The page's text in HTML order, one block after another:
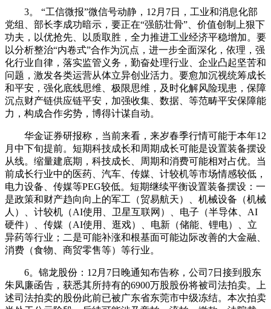
3。 “工信微报”微信号动静，12月7日，工业和消息化部
党组、部长李成功暗示，要正在“强筋壮骨”、价值创制上狠下
功夫，以优抢先、以质取胜，全力推进工业经济平稳增加。要
以分析整治“内卷式”合作为沉点，进一步全面深化，依理，强
化行业自律，落实监管义务，勤奋处理行业、企业凸起坚苦和
问题，激发各类运营从体立异创业活力。要愈加沉视统筹成长
和平安，强化底线思维、极限思维，及时化解风险现患，保障
沉点财产链供应链平安，加强收集、数据、等范畴平安保障能
力，构成合作劣势，博得计谋自动。
华金证券研报称，当前来看，来岁春季行情可能于本年12
月中下旬提前。短期科技成长和周期成长可能是设置装备摆设
从线。缩量建底期，科技成长、周期和消费可能相对占优。当
前成长行业中的医药、汽车、传媒、计较机等市场情感较低，
电力设备、传媒等PEG较低。短期继续平衡设置装备摆设：一
是政策和财产趋向向上的军工（贸易航天）、机械设备（机械
人）、计较机（AI使用、卫星互联网）、电子（半导体、AI
硬件）、传媒（AI使用、逛戏）、电新（储能、锂电）、立
异药等行业；二是可能补涨和根基面可能边际改善的大金融、
消费（食物、商贸零售等）等行业。
6。锦龙股份：12月7日晚通知布告称，公司7日接到股东
朱凤廉函告，获悉其所持有的6900万股股份将被司法拍卖。上
述司法拍卖的股份此前已被广东省东莞市中级冻结。本次拍卖